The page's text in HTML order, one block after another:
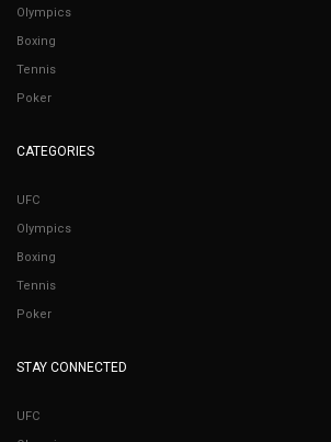
Olympics
Boxing
Tennis
Poker
CATEGORIES
UFC
Olympics
Boxing
Tennis
Poker
STAY CONNECTED
UFC